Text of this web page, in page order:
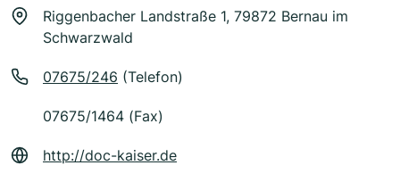
Riggenbacher Landstraße 1, 79872 Bernau im
Schwarzwald
07675/246 (Telefon)
07675/1464 (Fax)
http://doc-kaiser.de